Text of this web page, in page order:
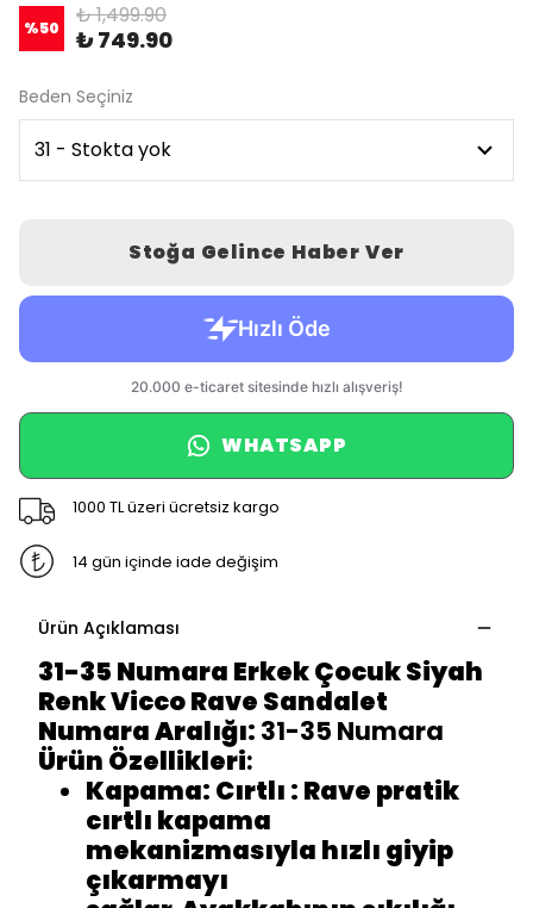
%50 ₺ 1,499.90
₺ 749.90
Beden Seçiniz
Stoğa Gelince Haber Ver
WHATSAPP
1000 TL üzeri ücretsiz kargo
14 gün içinde iade değişim
Ürün Açıklaması
31-35 Numara Erkek Çocuk Siyah
Renk Vicco Rave Sandalet
Numara Aralığı: 31-35 Numara
Ürün Özellikleri:
Kapama: Cırtlı : Rave pratik
cırtlı kapama
mekanizmasıyla hızlı giyip
çıkarmayı